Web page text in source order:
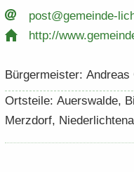
post@gemeinde-​​
http:/​/​
Bür­ger­meis­ter: An­dre­as
Orts­tei­le: Au­ers­wal­de,
Merz­dorf,